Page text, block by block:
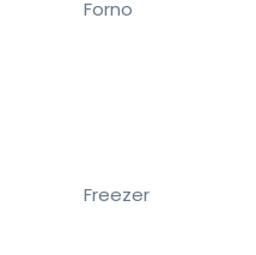
Forno
Freezer